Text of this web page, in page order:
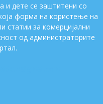
и дете се заштитени со
форма на користење на
статии за комерцијални
од администраторите